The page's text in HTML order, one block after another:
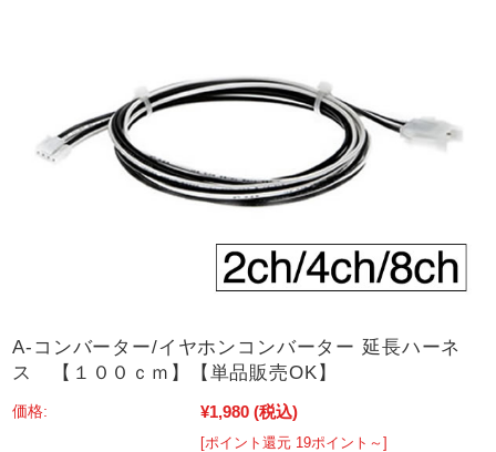
A-コンバーター/イヤホンコンバーター 延長ハーネ
ス 【１００ｃｍ】【単品販売OK】
価格: ¥1,980 (税込)
[ポイント還元 19ポイント～]